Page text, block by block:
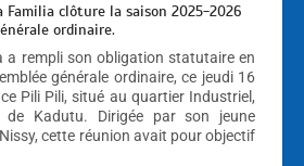
Familia clôture la saison 2025-2026
ordinaire.
a rempli son obligation statutaire en
générale ordinaire, ce jeudi 16
Pili Pili, situé au quartier Industriel,
Kadutu. Dirigée par son jeune
cette réunion avait pour objectif